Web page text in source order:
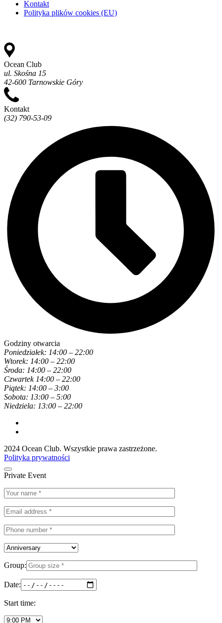
Kontakt
Polityka plików cookies (EU)
Ocean Club
ul. Skośna 15
42-600 Tarnowskie Góry
Kontakt
(32) 790-53-09
Godziny otwarcia
Poniedziałek: 14:00 – 22:00
Wtorek: 14:00 – 22:00
Środa: 14:00 – 22:00
Czwartek 14:00 – 22:00
Piątek: 14:00 – 3:00
Sobota: 13:00 – 5:00
Niedziela: 13:00 – 22:00
2024 Ocean Club. Wszystkie prawa zastrzeżone.
Polityka prywatności
Private Event
Group:
Date:
Start time: